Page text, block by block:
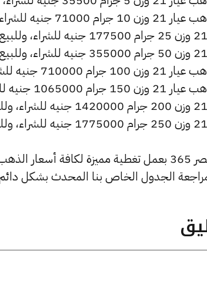
للشراء، وللبيع 71700 جنيه.
للشراء، وللبيع 717000 جنيه.
للشراء، وللبيع 1075500 جنيه.
على صفحة
الجدول الخاص بنا المحدث بشكل